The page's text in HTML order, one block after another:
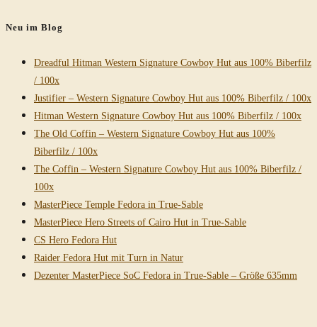
Neu im Blog
Dreadful Hitman Western Signature Cowboy Hut aus 100% Biberfilz
/ 100x
Justifier – Western Signature Cowboy Hut aus 100% Biberfilz / 100x
Hitman Western Signature Cowboy Hut aus 100% Biberfilz / 100x
The Old Coffin – Western Signature Cowboy Hut aus 100%
Biberfilz / 100x
The Coffin – Western Signature Cowboy Hut aus 100% Biberfilz /
100x
MasterPiece Temple Fedora in True-Sable
MasterPiece Hero Streets of Cairo Hut in True-Sable
CS Hero Fedora Hut
Raider Fedora Hut mit Turn in Natur
Dezenter MasterPiece SoC Fedora in True-Sable – Größe 635mm